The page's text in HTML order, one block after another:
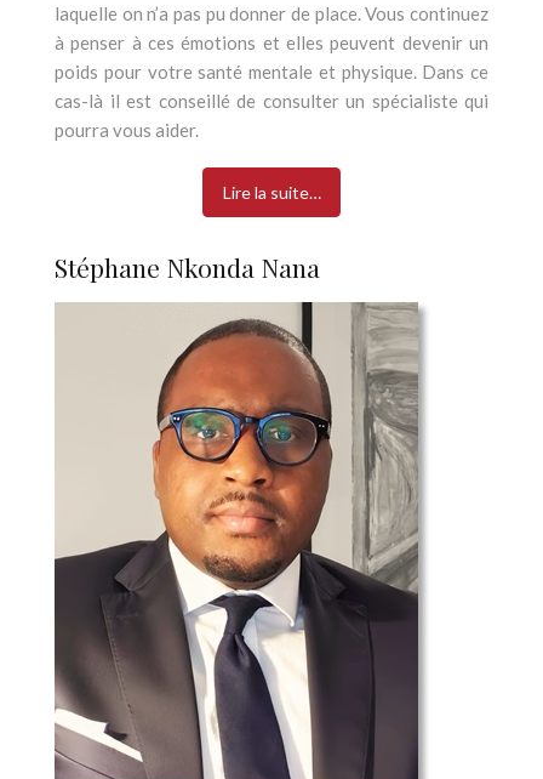
laquelle on n’a pas pu donner de place. Vous continuez
à penser à ces émotions et elles peuvent devenir un
poids pour votre santé mentale et physique. Dans ce
cas-là il est conseillé de consulter un spécialiste qui
pourra vous aider.
Lire la suite…
Stéphane Nkonda Nana